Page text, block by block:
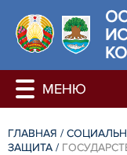
ГЛАВНАЯ /
ЗАЩИТА /